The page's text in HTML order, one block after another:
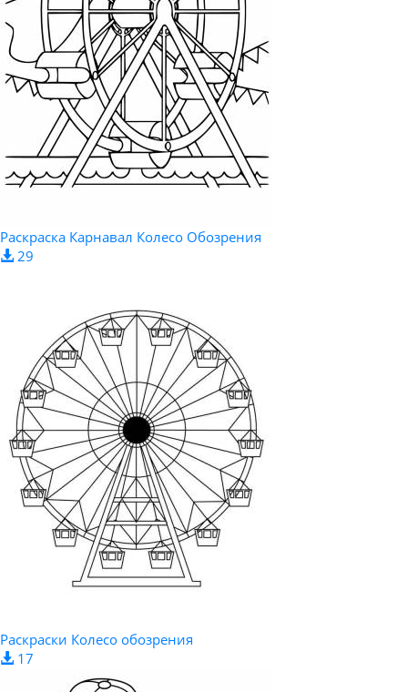
Раскраска Карнавал Колесо Обозрения
29
Раскраски Колесо обозрения
17